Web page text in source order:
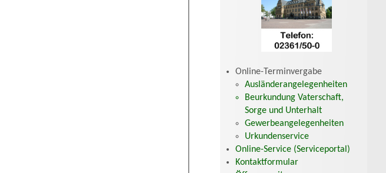
Online-Terminvergabe
Ausländerangelegenheiten
Beurkundung Vaterschaft,
Sorge und Unterhalt
Gewerbeangelegenheiten
Urkundenservice
Online-Service (Serviceportal)
Kontaktformular